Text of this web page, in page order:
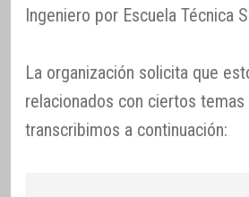
Ingeniero por Escuela Técnica
La organización solicita que
relacionados con ciertos temas
transcribimos a continuación: